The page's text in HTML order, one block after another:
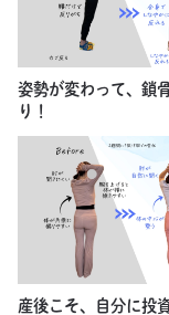
姿勢が変わって、鎖
り！
産後こそ、自分に投